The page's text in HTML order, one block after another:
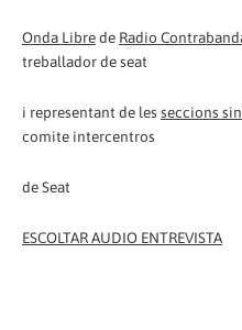
Onda Librede Radio
treballador de seat
i representant de les seccions
comite intercentros
de Seat
ESCOLTAR AUDIO ENTREVISTA